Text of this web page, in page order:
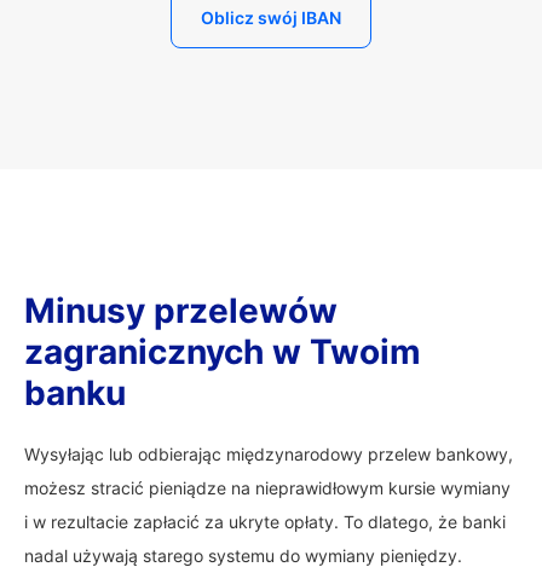
Oblicz swój IBAN
Minusy przelewów
zagranicznych w Twoim
banku
Wysyłając lub odbierając międzynarodowy przelew bankowy,
możesz stracić pieniądze na nieprawidłowym kursie wymiany
i w rezultacie zapłacić za ukryte opłaty. To dlatego, że banki
nadal używają starego systemu do wymiany pieniędzy.